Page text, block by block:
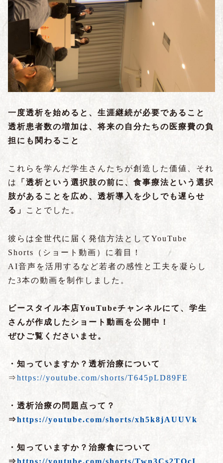
一度透析を始めると、生涯継続が必要であること
透析患者数の増加は、将来の自分たちの医療費の負
担にも関わること
これらを学んだ学生さんたちが創造した価値、それ
は
「透析という選択肢の前に、食事療法という選択
肢があることを広め、透析導入を少しでも遅らせ
る」
ことでした。
彼らは全世代に届く発信方法としてYouTube
Shorts（ショート動画）に着目！
AI音声を活用するなど若者の感性と工夫を凝らし
た3本の動画を制作しました。
ビースタイル本店YouTubeチャンネルにて、学生
さんが作成したショート動画を公開中！
ぜひご覧くださいませ。
・知っていますか？透析治療について
⇒https://youtube.com/shorts/T645pLD89FE
・透析治療の問題点って？
⇒https://youtube.com/shorts/xh5k8jAUUVk
・知っていますか？治療食について